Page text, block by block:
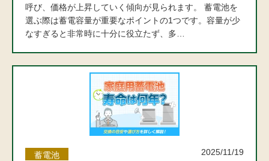
呼び、価格が上昇していく傾向が見られます。 蓄電池を
選ぶ際は蓄電容量が重要なポイントの1つです。容量が少
なすぎると非常時に十分に役立たず、多…
蓄電池 2025/11/19